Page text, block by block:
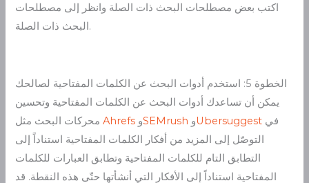
اكتب بعض مصطلحات البحث ذات الصلة وانظر إلى مصطلحات
البحث ذات الصلة.
الخطوة 5: استخدم أدوات البحث عن الكلمات المفتاحية لصالحك
يمكن أن تساعدك أدوات البحث عن الكلمات المفتاحية وتحسين
محركات البحث مثلAhrefs وSEMrush وUbersuggest
التوصّل إلى المزيد من أفكار الكلمات المفتاحية استناداً إلى
التطابق التام للكلمات المفتاحية وتطابق العبارات للكلمات
المفتاحية استناداً إلى الأفكار التي أنشأتها حتّى هذه النقطة. قد